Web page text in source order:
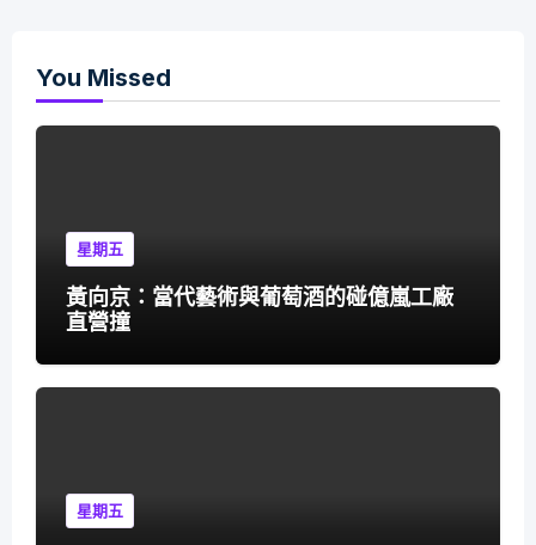
You Missed
星期五
黃向京：當代藝術與葡萄酒的碰億嵐工廠
直營撞
星期五